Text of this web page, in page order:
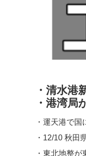
・清水
・港湾局
・運天港で
・12/10 秋田
・東北地整